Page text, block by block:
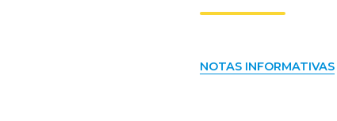
NOTAS INFORMATIVAS